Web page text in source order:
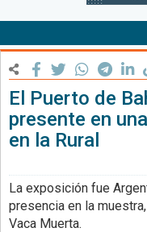
El Puerto de
presente en
en la Rural
La exposición fue
presencia en la
Vaca Muerta.